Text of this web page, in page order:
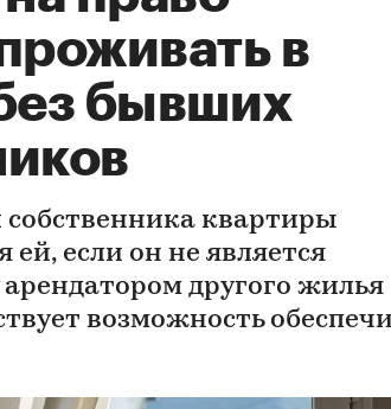
в
бывших
квартиры
ей, если он не является
другого жилья
возможность